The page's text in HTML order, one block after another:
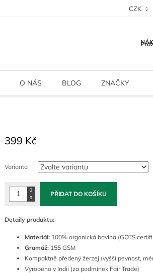
CZK
O NÁS BLOG ZNAČKY
399 Kč
cena:
Varianta
PŘIDAT DO KOŠÍKU
Detaily produktu:
Materiál: 100% organická bavlna (GOTS
Gramáž: 155 GSM
Kompaktně předený žerzej (vyšší pevnost,
Vyrobeno v Indii (za podmínek Fair Trade)